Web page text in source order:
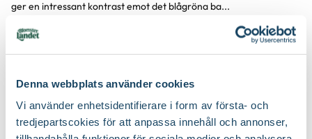
Denna webbplats använder cookies
Vi använder enhetsidentifierare i form av första- och
tredjepartscokies för att anpassa innehåll och annonser,
ger en intressant kontrast emot det blågröna ba...
Visa mer
Produktspecifikation
Krukstorlek 13 cm
Skötselråd